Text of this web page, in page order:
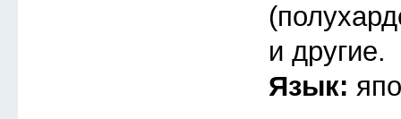
и другие.
Язык: